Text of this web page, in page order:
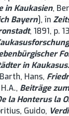
in Kaukasien,
Bayern], în
, 1891, p.
in
Hans,
Beiträge zum
la Honterus la
Guido,